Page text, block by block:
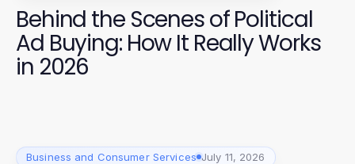
Behind the Scenes of Political
Ad Buying: How It Really Works
in 2026
Business and Consumer Services July 11, 2026